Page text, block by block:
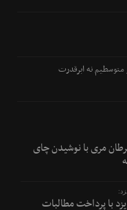
نه ابرقدرت
مری با نوشیدن چای
با پرداخت مطالبات